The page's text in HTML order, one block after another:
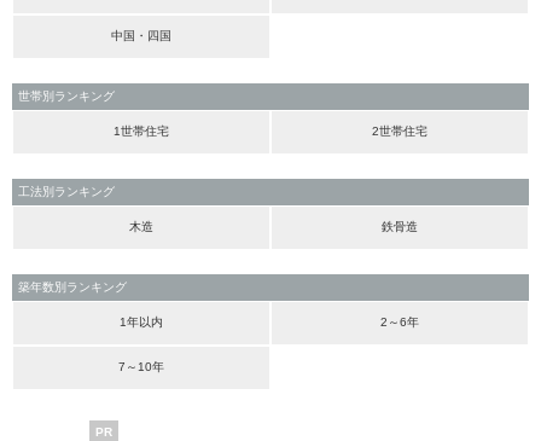
中国・四国
世帯別ランキング
1世帯住宅 2世帯住宅
工法別ランキング
木造 鉄骨造
築年数別ランキング
1年以内 2～6年
7～10年
PR